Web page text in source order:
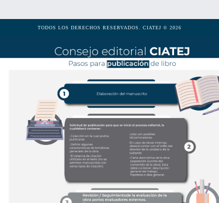
TODOS LOS DERECHOS RESERVADOS. CIATEJ © 2026